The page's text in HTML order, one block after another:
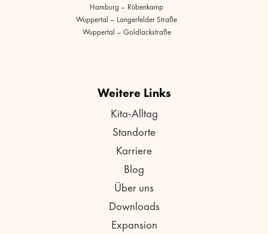
Hamburg – Rübenkamp
Wuppertal – Langerfelder Straße
Wuppertal – Goldlackstraße
Weitere Links
Kita-Alltag
Standorte
Karriere
Blog
Über uns
Downloads
Expansion